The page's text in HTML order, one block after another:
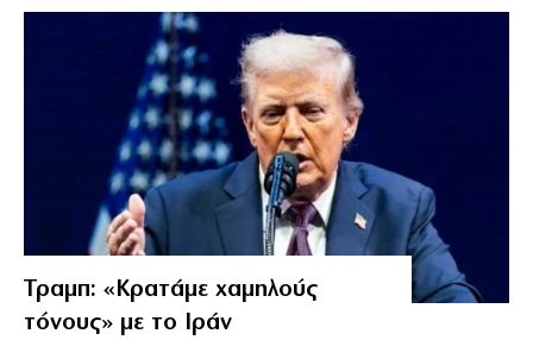
Τραμπ: «Κρατάμε χαμηλούς
τόνους» με το Ιράν